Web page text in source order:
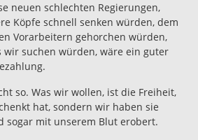
neuen schlechten Regierungen,
Köpfe schnell senken würden, dem
Vorarbeitern gehorchen würden,
wir suchen würden, wäre ein guter
so. Was wir wollen, ist die Freiheit,
hat, sondern wir haben sie
sogar mit unserem Blut erobert.